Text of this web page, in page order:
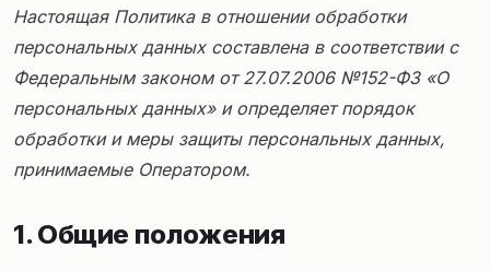
Настоящая Политика в отношении обработки
персональных данных составлена в соответствии с
Федеральным законом от 27.07.2006 №152-ФЗ «О
персональных данных» и определяет порядок
обработки и меры защиты персональных данных,
принимаемые Оператором.
1. Общие положения